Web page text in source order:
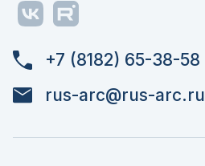
+7 (8182) 65-38-58
rus-arc@rus-arc.ru